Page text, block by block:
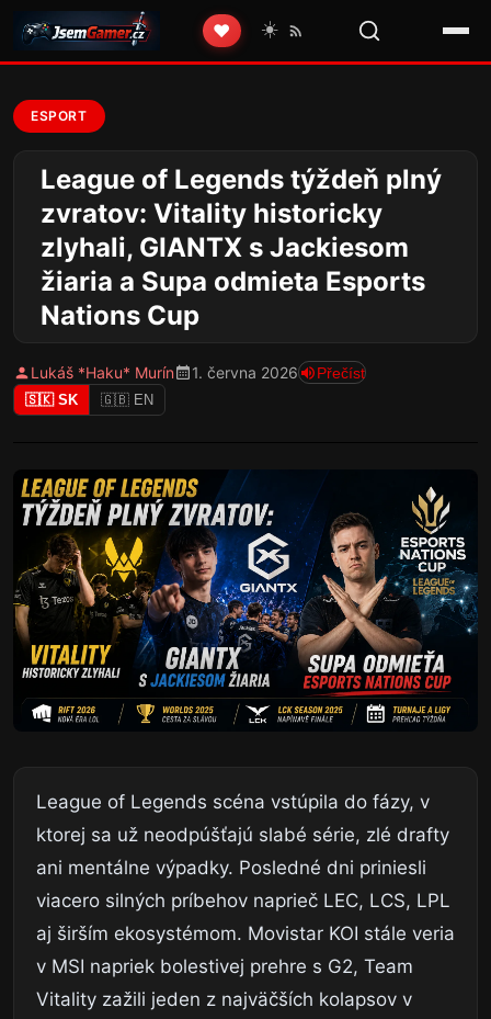
❤️ ☀️
ESPORT
League of Legends týždeň plný
zvratov: Vitality historicky
zlyhali, GIANTX s Jackiesom
žiaria a Supa odmieta Esports
Nations Cup
Lukáš *Haku* Murín 1. června 2026 Přečíst
🇸🇰 SK 🇬🇧 EN
League of Legends scéna vstúpila do fázy, v
ktorej sa už neodpúšťajú slabé série, zlé drafty
ani mentálne výpadky. Posledné dni priniesli
viacero silných príbehov naprieč LEC, LCS, LPL
aj širším ekosystémom. Movistar KOI stále veria
v MSI napriek bolestivej prehre s G2, Team
Vitality zažili jeden z najväčších kolapsov v